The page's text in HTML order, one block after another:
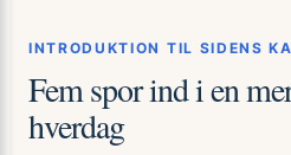
INTRODUKTION TIL SIDENS
Fem spor ind i en
hverdag